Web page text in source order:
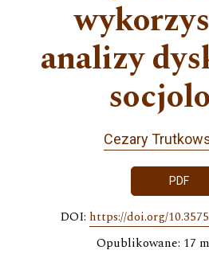
analizy
Cezary
PDF
DOI: https://doi.org/
Opublikowane: 17